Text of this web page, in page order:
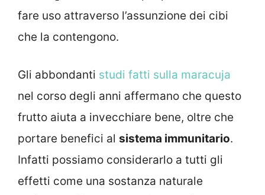
fare uso attraverso l’assunzione dei cibi
che la contengono.
Gli abbondanti studi fatti sulla maracuja
nel corso degli anni affermano che questo
frutto aiuta a invecchiare bene, oltre che
portare benefici al sistema immunitario.
Infatti possiamo considerarlo a tutti gli
effetti come una sostanza naturale